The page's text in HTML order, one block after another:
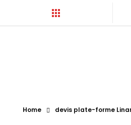
Home devis plate-forme